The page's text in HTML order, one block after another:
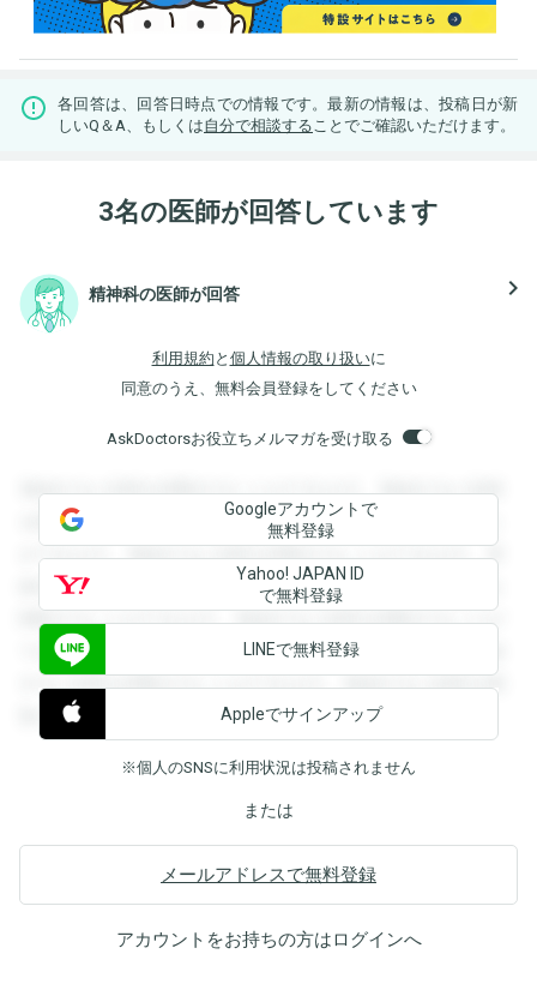
各回答は、回答日時点での情報です。最新の情報は、投稿日が新
しいQ＆A、もしくは自分で相談する ことでご確認いただけます。
3名の医師が回答しています
精神科の医師が回答 navigate_next
利用規約 と 個人情報の取り扱いに
同意のうえ、無料会員登録をしてください
AskDoctorsお役立ちメルマガを受け取る
登録すると回答を閲覧することができます。登録すると回答
を閲覧することができます。登録すると回答を閲覧すること
ができます。登録すると回答を閲覧することができます。登
録すると回答を閲覧することができます。登録すると回答を
閲覧することができます。登録すると回答を閲覧することが
できます。登録すると回答を閲覧することができます。登録
すると回答を閲覧することができます。登録すると回答を閲
覧することができます。
Googleアカウントで
無料登録
Yahoo! JAPAN ID
で無料登録
LINEで無料登録
Appleでサインアップ
※個人のSNSに利用状況は投稿されません
または
メールアドレスで無料登録
アカウントをお持ちの方はログインへ